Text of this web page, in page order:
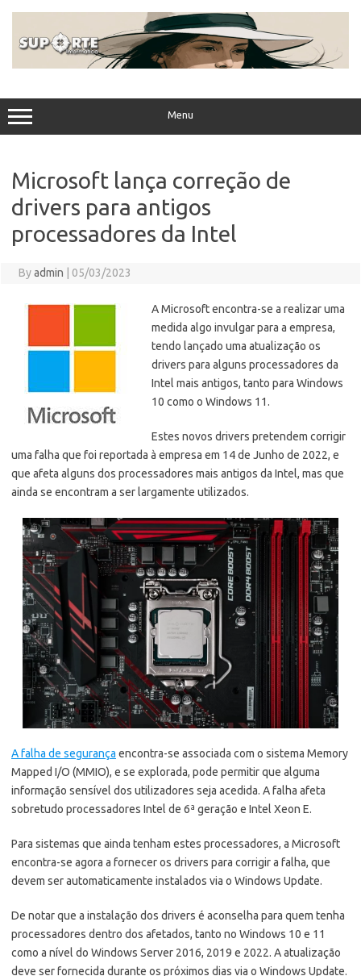
Menu
Microsoft lança correção de
drivers para antigos
processadores da Intel
Byadmin 05/03/2023
A Microsoft encontra-se a realizar uma
medida algo invulgar para a empresa,
tendo lançado uma atualização os
drivers para alguns processadores da
Intel mais antigos, tanto para Windows
10 como o Windows 11.
Estes novos drivers pretendem corrigir
uma falha que foi reportada à empresa em 14 de Junho de 2022, e
que afeta alguns dos processadores mais antigos da Intel, mas que
ainda se encontram a ser largamente utilizados.
A falha de segurança encontra-se associada com o sistema Memory
Mapped I/O (MMIO), e se explorada, pode permitir que alguma
informação sensível dos utilizadores seja acedida. A falha afeta
sobretudo processadores Intel de 6ª geração e Intel Xeon E.
Para sistemas que ainda tenham estes processadores, a Microsoft
encontra-se agora a fornecer os drivers para corrigir a falha, que
devem ser automaticamente instalados via o Windows Update.
De notar que a instalação dos drivers é aconselha para quem tenha
processadores dentro dos afetados, tanto no Windows 10 e 11
como a nível do Windows Server 2016, 2019 e 2022. A atualização
deve ser fornecida durante os próximos dias via o Windows Update.